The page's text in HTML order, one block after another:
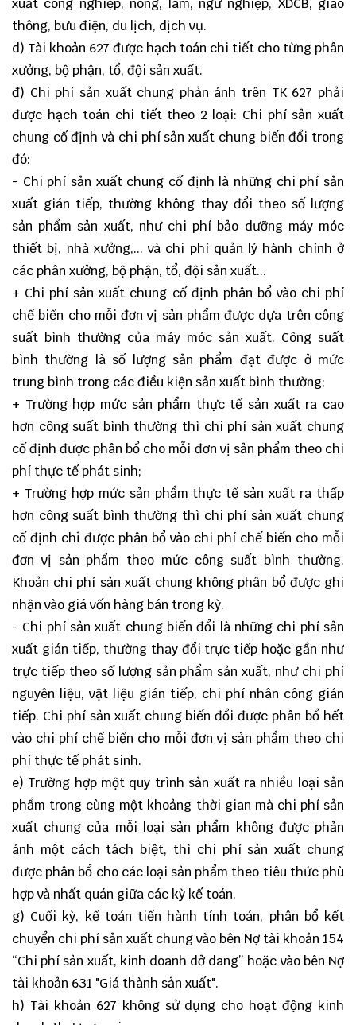
xuất công nghiệp, nông, lâm, ngư nghiệp, XDCB, giao
thông, bưu điện, du lịch, dịch vụ.
d) Tài khoản 627 được hạch toán chi tiết cho từng phân
xưởng, bộ phận, tổ, đội sản xuất.
đ) Chi phí sản xuất chung phản ánh trên TK 627 phải
được hạch toán chi tiết theo 2 loại: Chi phí sản xuất
chung cố định và chi phí sản xuất chung biến đổi trong
đó:
- Chi phí sản xuất chung cố định là những chi phí sản
xuất gián tiếp, thường không thay đổi theo số lượng
sản phẩm sản xuất, như chi phí bảo dưỡng máy móc
thiết bị, nhà xưởng,... và chi phí quản lý hành chính ở
các phân xưởng, bộ phận, tổ, đội sản xuất...
+ Chi phí sản xuất chung cố định phân bổ vào chi phí
chế biến cho mỗi đơn vị sản phẩm được dựa trên công
suất bình thường của máy móc sản xuất. Công suất
bình thường là số lượng sản phẩm đạt được ở mức
trung bình trong các điều kiện sản xuất bình thường;
+ Trường hợp mức sản phẩm thực tế sản xuất ra cao
hơn công suất bình thường thì chi phí sản xuất chung
cố định được phân bổ cho mỗi đơn vị sản phẩm theo chi
phí thực tế phát sinh;
+ Trường hợp mức sản phẩm thực tế sản xuất ra thấp
hơn công suất bình thường thì chi phí sản xuất chung
cố định chỉ được phân bổ vào chi phí chế biến cho mỗi
đơn vị sản phẩm theo mức công suất bình thường.
Khoản chi phí sản xuất chung không phân bổ được ghi
nhận vào giá vốn hàng bán trong kỳ.
- Chi phí sản xuất chung biến đổi là những chi phí sản
xuất gián tiếp, thường thay đổi trực tiếp hoặc gần như
trực tiếp theo số lượng sản phẩm sản xuất, như chi phí
nguyên liệu, vật liệu gián tiếp, chi phí nhân công gián
tiếp. Chi phí sản xuất chung biến đổi được phân bổ hết
vào chi phí chế biến cho mỗi đơn vị sản phẩm theo chi
phí thực tế phát sinh.
e) Trường hợp một quy trình sản xuất ra nhiều loại sản
phẩm trong cùng một khoảng thời gian mà chi phí sản
xuất chung của mỗi loại sản phẩm không được phản
ánh một cách tách biệt, thì chi phí sản xuất chung
được phân bổ cho các loại sản phẩm theo tiêu thức phù
hợp và nhất quán giữa các kỳ kế toán.
g) Cuối kỳ, kế toán tiến hành tính toán, phân bổ kết
chuyển chi phí sản xuất chung vào bên Nợ tài khoản 154
“Chi phí sản xuất, kinh doanh dở dang” hoặc vào bên Nợ
tài khoản 631 "Giá thành sản xuất".
h) Tài khoản 627 không sử dụng cho hoạt động kinh